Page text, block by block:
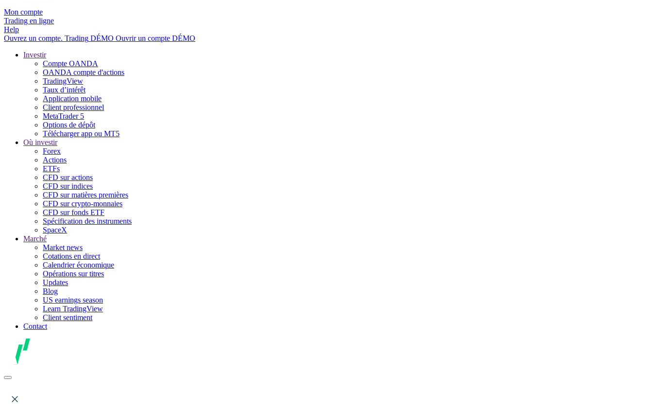
Mon compte
Trading en ligne
Help
Ouvrez un compte. Trading DÉMO Ouvrir un compte DÉMO
Investir
Compte OANDA
OANDA compte d'actions
TradingView
Taux d’intérêt
Application mobile
Client professionnel
MetaTrader 5
Options de dépôt
Télécharger app ou MT5
Où investir
Forex
Actions
ETFs
CFD sur actions
CFD sur indices
CFD sur matières premières
CFD sur crypto-monnaies
CFD sur fonds ETF
Spécification des instruments
SpaceX
Marché
Market news
Cotations en direct
Calendrier économique
Opérations sur titres
Updates
Blog
US earnings season
Learn TradingView
Client sentiment
Contact